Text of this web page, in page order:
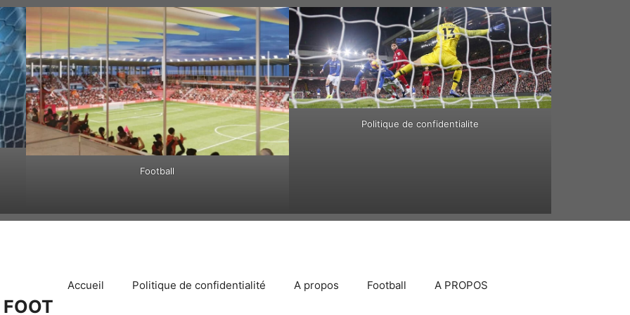
Football
Politique de confidentialite
Accueil Politique de confidentialité A propos Football A PROPOS